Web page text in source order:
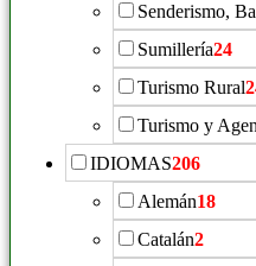
Senderismo,
Sumillería24
Turismo Rural
Turismo y
IDIOMAS206
Alemán18
Catalán2